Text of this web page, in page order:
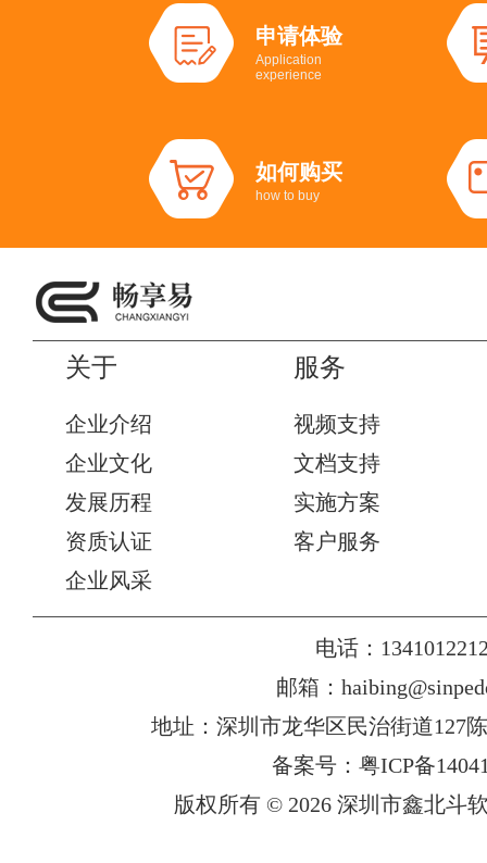
申请体验
Application
experience
如何购买
how to buy
关于
企业介绍
企业文化
发展历程
资质认证
企业风采
服务
视频支持
文档支持
实施方案
客户服务
电话：
邮箱：
地址：深圳市龙华区民治街道127
备案号：粤ICP备
版权所有 © 2026 深圳市鑫北斗